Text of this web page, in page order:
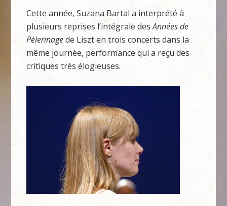
Cette année, Suzana Bartal a interprété à
plusieurs reprises l’intégrale desAnnées de
Pèlerinagede Liszt en trois concerts dans la
même journée, performance qui a reçu des
critiques très élogieuses.